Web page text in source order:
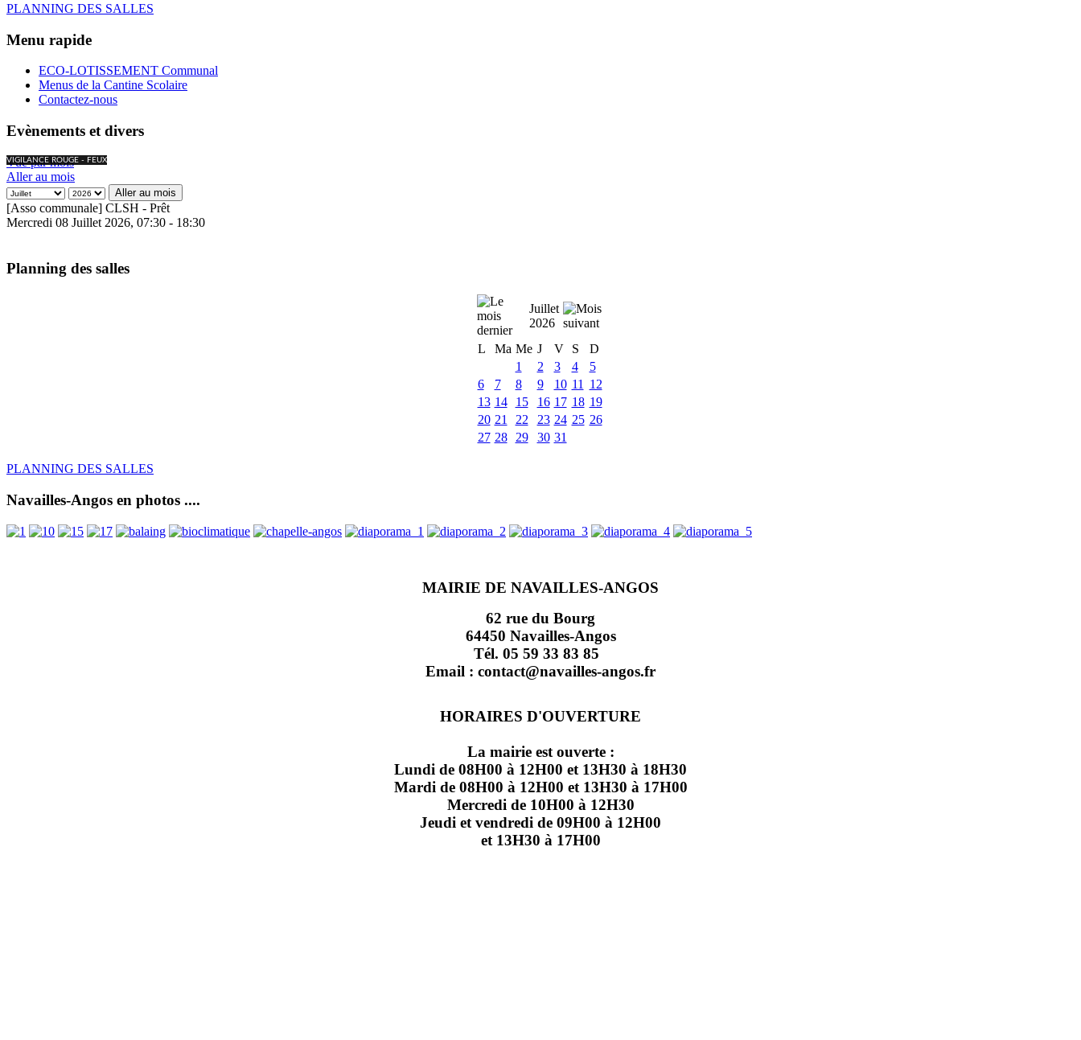
PLANNING DES SALLES
Menu rapide
ECO-LOTISSEMENT Communal
Menus de la Cantine Scolaire
Contactez-nous
Evènements et divers
VIGILANCE ROUGE - FEUX
Vue par mois
Aller au mois
Aller au mois
[Asso communale] CLSH - Prêt
Mercredi 08 Juillet 2026, 07:30 - 18:30
Planning des salles
Juillet
2026
L
Ma Me J V S
D
1
2 3 4
5
6
7 8 9 10 11
12
13 14 15 16 17 18 19
20 21 22 23 24 25 26
27 28 29 30 31
PLANNING DES SALLES
Navailles-Angos en photos ....
MAIRIE DE NAVAILLES-ANGOS
62 rue du Bourg
64450 Navailles-Angos
Tél. 05 59 33 83 85
Email : contact@navailles-angos.fr
HORAIRES D'OUVERTURE
La mairie est ouverte :
Lundi de 08H00 à 12H00 et 13H30 à 18H30
Mardi de 08H00 à 12H00 et 13H30 à 17H00
Mercredi de 10H00 à 12H30
Jeudi et vendredi de 09H00 à 12H00
et 13H30 à 17H00